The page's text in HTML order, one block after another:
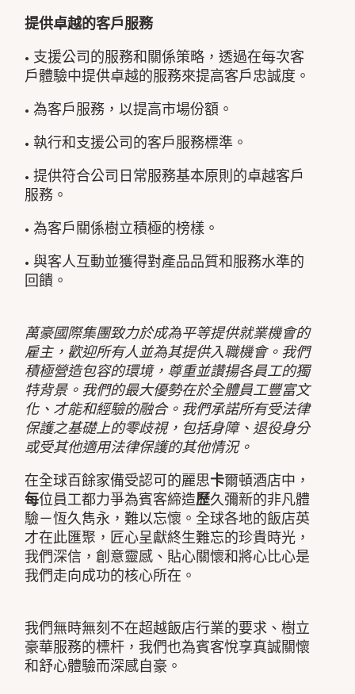
提供卓越的客戶服務
• 支援公司的服務和關係策略，透過在每次客
戶體驗中提供卓越的服務來提高客戶忠誠度。
• 為客戶服務，以提高市場份額。
• 執行和支援公司的客戶服務標準。
• 提供符合公司日常服務基本原則的卓越客戶
服務。
• 為客戶關係樹立積極的榜樣。
• 與客人互動並獲得對產品品質和服務水準的
回饋。
萬豪國際集團致力於成為平等提供就業機會的
雇主，歡迎所有人並為其提供入職機會。我們
積極營造包容的環境，尊重並讚揚各員工的獨
特背景。我們的最大優勢在於全體員工豐富文
化、才能和經驗的融合。我們承諾所有受法律
保護之基礎上的零歧視，包括身障、退役身分
或受其他適用法律保護的其他情況。
在全球百餘家備受認可的麗思卡爾頓酒店中，
每位員工都力爭為賓客締造歷久彌新的非凡體
驗－恆久雋永，難以忘懷。全球各地的飯店英
才在此匯聚，匠心呈獻終生難忘的珍貴時光，
我們深信，創意靈感、貼心關懷和將心比心是
我們走向成功的核心所在。
我們無時無刻不在超越飯店行業的要求、樹立
豪華服務的標杆，我們也為賓客悅享真誠關懷
和舒心體驗而深感自豪。